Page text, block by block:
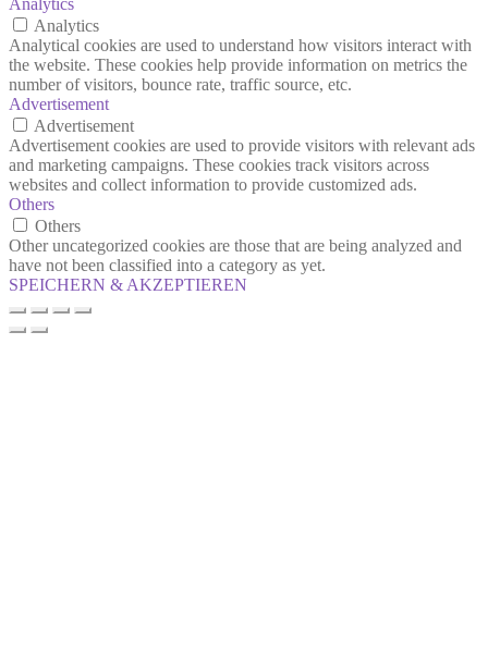
Analytics
Analytical cookies are used to understand how visitors interact with
the website. These cookies help provide information on metrics the
number of visitors, bounce rate, traffic source, etc.
Advertisement
Advertisement
Advertisement cookies are used to provide visitors with relevant ads
and marketing campaigns. These cookies track visitors across
websites and collect information to provide customized ads.
Others
Others
Other uncategorized cookies are those that are being analyzed and
have not been classified into a category as yet.
SPEICHERN & AKZEPTIEREN